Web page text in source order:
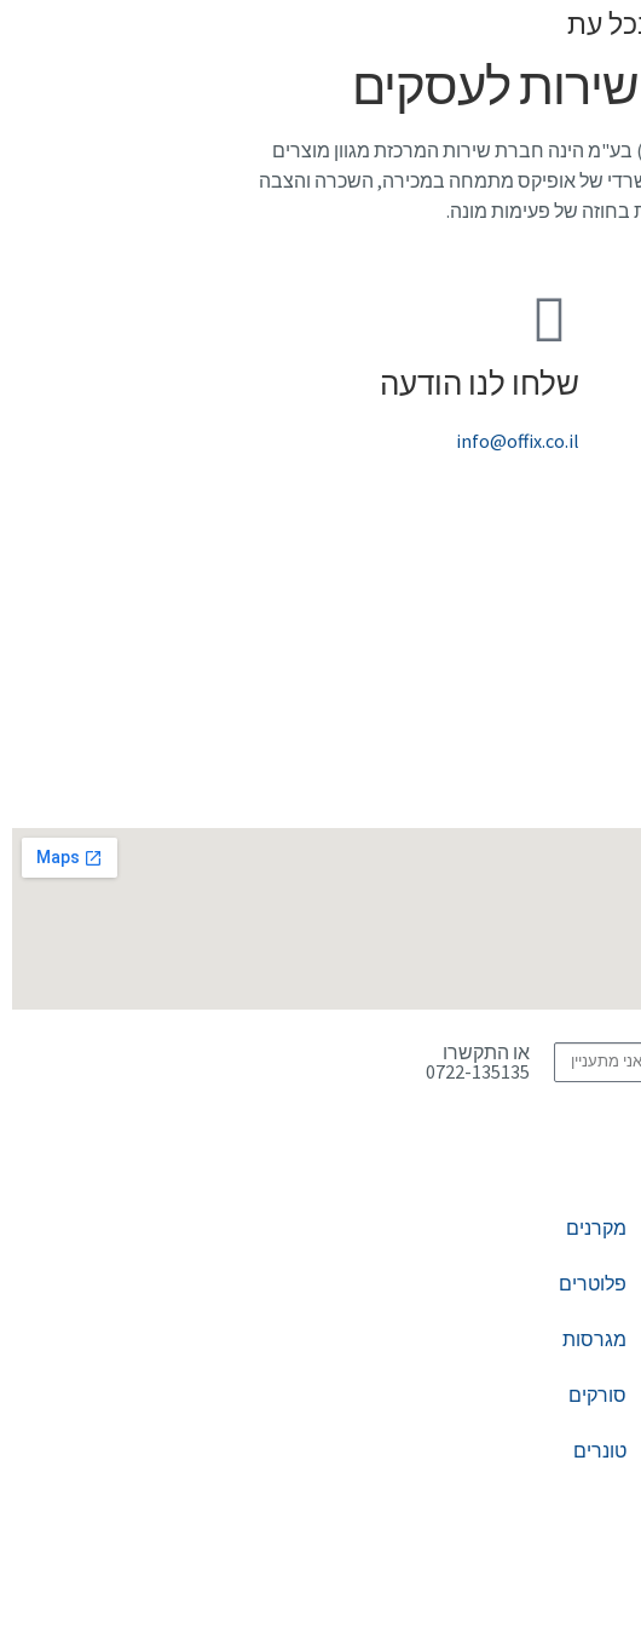
עת
לעסקים
הינה חברת שירות המרכזת מגוון מוצרים
של אופיקס מתמחה במכירה, השכרה והצבה
בחוזה של פעימות מונה.
שלחו לנו הודעה
info@offix.co.il
או התקשרו
0722-135135
מקרנים
פלוטרים
מגרסות
סורקים
טונרים